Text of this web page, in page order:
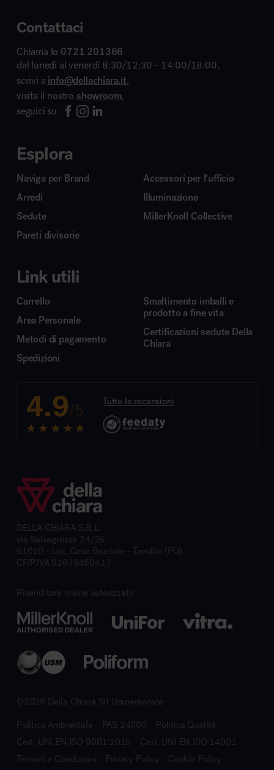
Contattaci
Chiama lo 0721 201366
dal lunedì al venerdì 8:30/12:30 - 14:00/18:00,
scrivi a info@dellachiara.it,
visita il nostro showroom,
seguici su
Esplora
Naviga per Brand
Arredi
Sedute
Pareti divisorie
Accessori per l’ufficio
Illuminazione
MillerKnoll Collective
Link utili
Carrello
Area Personale
Metodi di pagamento
Spedizioni
Smaltimento imballi e
prodotto a fine vita
Certificazioni sedute Della
Chiara
4.9/5 Tutte le recensioni
DELLA CHIARA S.R.L.
via Selvagrossa 24/26
61010 - Loc. Case Bruciate - Tavullia (PU)
CF/P.IVA 02678460417
Rivenditore online autorizzato
©2026 Della Chiara Srl Unipersonale
Politica Ambientale PAS 24000
Politica Qualità
Cert. UNI EN ISO 9001:2015
Cert. UNI EN ISO 14001
Termini e Condizioni
Privacy Policy Cookie Policy